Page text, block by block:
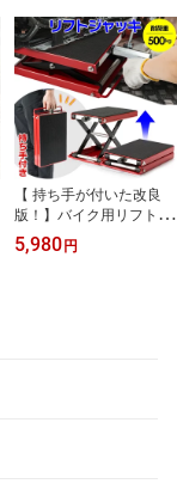
【 持ち手が付いた改良
版！】バイク用リフトジ
ャッキ バイクジャッキ
小型 耐荷重500kg ソケッ
5,980 円